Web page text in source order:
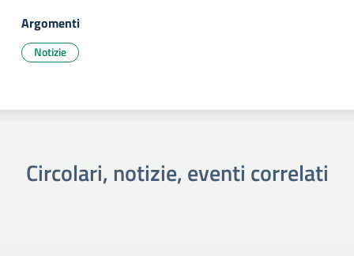
Argomenti
Notizie
Circolari, notizie, eventi correlati